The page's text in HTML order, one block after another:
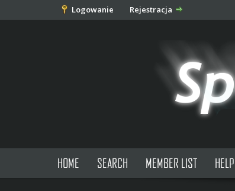
Logowanie Rejestracja
HOME SEARCH MEMBER LIST HELP